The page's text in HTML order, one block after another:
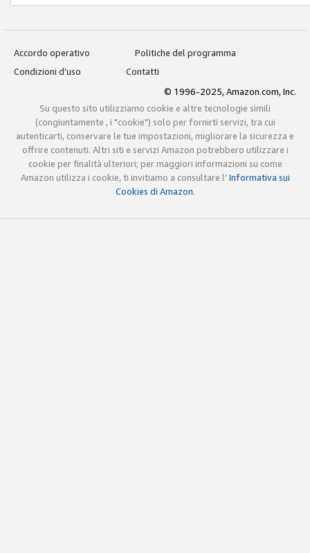
Accordo operativo
Politiche del programma
Condizioni d’uso
Contatti
© 1996-2025, Amazon.com, Inc.
Su questo sito utilizziamo cookie e altre tecnologie simili
(congiuntamente , i "cookie") solo per fornirti servizi, tra cui
autenticarti, conservare le tue impostazioni, migliorare la sicurezza e
offrire contenuti. Altri siti e servizi Amazon potrebbero utilizzare i
cookie per finalità ulteriori; per maggiori informazioni su come
Amazon utilizza i cookie, ti invitiamo a consultare l’Informativa sui
Cookies di Amazon.